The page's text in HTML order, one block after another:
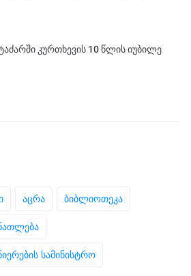
კურთხევის 10 წლის იუბილე
აცრა ბიბლიოთეკა
სამინისტრო